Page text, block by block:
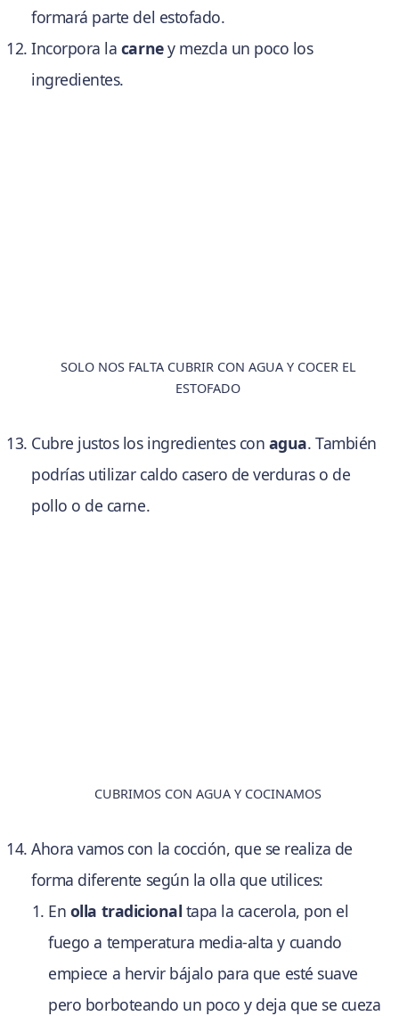
formará parte del estofado.
Incorpora la carney mezcla un poco los
ingredientes.
SOLO NOS FALTA CUBRIR CON AGUA Y COCER EL
ESTOFADO
Cubre justos los ingredientes con agua. También
podrías utilizar caldo casero de verduras o de
pollo o de carne.
CUBRIMOS CON AGUA Y COCINAMOS
Ahora vamos con la cocción, que se realiza de
forma diferente según la olla que utilices:
En olla tradicional tapa la cacerola, pon el
fuego a temperatura media-alta y cuando
empiece a hervir bájalo para que esté suave
pero borboteando un poco y deja que se cueza